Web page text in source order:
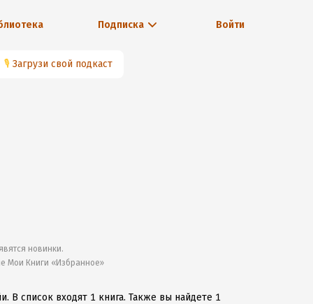
Подписка Войти
🎙 Загрузи свой подкаст
новинки.
Мои Книги «Избранное»
В список входят 1 книга. Также вы найдете 1